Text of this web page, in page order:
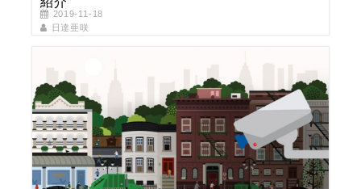
2019-11-18
日達亜咲